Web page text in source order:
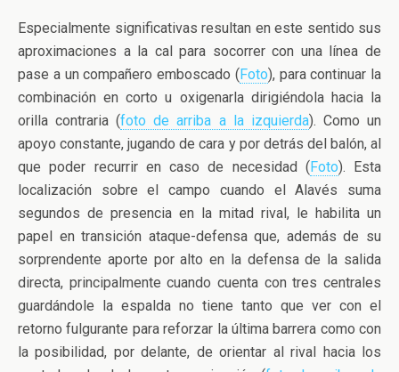
Especialmente significativas resultan en este sentido sus
aproximaciones a la cal para socorrer con una línea de
pase a un compañero emboscado (Foto), para continuar la
combinación en corto u oxigenarla dirigiéndola hacia la
orilla contraria (foto de arriba a la izquierda). Como un
apoyo constante, jugando de cara y por detrás del balón, al
que poder recurrir en caso de necesidad (Foto). Esta
localización sobre el campo cuando el Alavés suma
segundos de presencia en la mitad rival, le habilita un
papel en transición ataque-defensa que, además de su
sorprendente aporte por alto en la defensa de la salida
directa, principalmente cuando cuenta con tres centrales
guardándole la espalda no tiene tanto que ver con el
retorno fulgurante para reforzar la última barrera como con
la posibilidad, por delante, de orientar al rival hacia los